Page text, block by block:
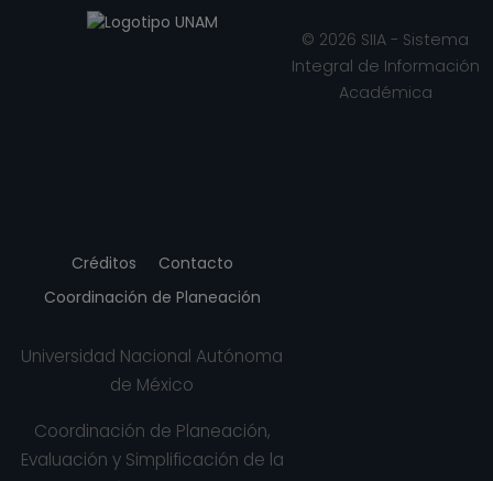
Créditos
Contacto
Coordinación de Planeación
Universidad Nacional Autónoma
de México
Coordinación de Planeación,
Evaluación y Simplificación de la
© 2026 SIIA - Sistema
Integral de Información
Académica